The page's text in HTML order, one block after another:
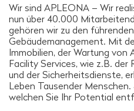
Wir sind APLEONA – Wir
nun über 40.000
gehören wir zu den
Gebäudemanagement. Mit
Immobilien, der Wartung von
Facility Services, wie z.B. der
und der Sicherheitsdienste,
Leben Tausender
welchen Sie Ihr Potential